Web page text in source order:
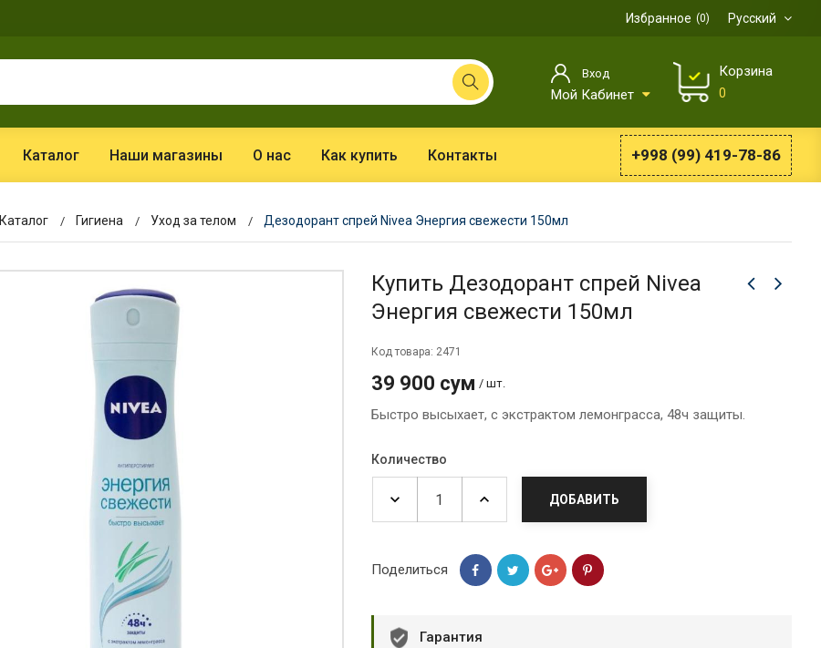
Русский
Избранное 0
Вход
Мой Кабинет
Корзина
0
Каталог Наши магазины О нас Как купить Контакты +998 (99) 419-78-86
Каталог Гигиена Уход за телом Дезодорант спрей Nivea Энергия свежести 150мл
Купить Дезодорант спрей Nivea
Энергия свежести 150мл
Код товара: 2471
39 900 сум / шт.
Быстро высыхает, с экстрактом лемонграсса, 48ч защиты.
Количество
ДОБАВИТЬ
Поделиться
Гарантия